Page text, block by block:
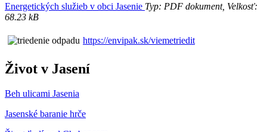
Energetických služieb v obci Jasenie Typ: PDF dokument, Velkosť:
68.23 kB
https://envipak.sk/viemetriedit
Život v Jasení
Beh ulicami Jasenia
Jasenské baranie hrče